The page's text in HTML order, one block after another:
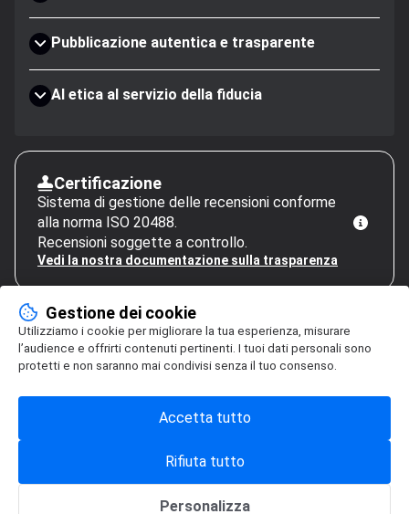
Pubblicazione autentica e trasparente
AI etica al servizio della fiducia
Certificazione
Sistema di gestione delle recensioni conforme
alla norma ISO 20488.
Recensioni soggette a controllo.
Vedi la nostra documentazione sulla trasparenza
Gestione dei cookie
Gestione dei cookie
Utilizziamo i cookie per migliorare la tua esperienza, misurare
l’audience e offrirti contenuti pertinenti. I tuoi dati personali sono
protetti e non saranno mai condivisi senza il tuo consenso.
Personalizza
Rifiuta tutto
Accetta tutto